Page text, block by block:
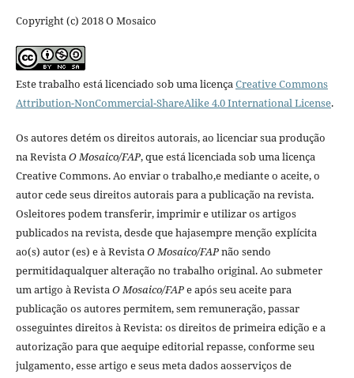
Copyright (c) 2018 O Mosaico
Este trabalho está licenciado sob uma licençaCreative Commons
Attribution-NonCommercial-ShareAlike 4.0 International License.
Os autores detém os direitos autorais, ao licenciar sua produção
na RevistaO Mosaico/FAP, que está licenciada sob uma licença
Creative Commons. Ao enviar o trabalho,e mediante o aceite, o
autor cede seus direitos autorais para a publicação na revista.
Osleitores podem transferir, imprimir e utilizar os artigos
publicados na revista, desde que hajasempre menção explí­cita
ao(s) autor (es) e à RevistaO Mosaico/FAPnão sendo
permitidaqualquer alteração no trabalho original. Ao submeter
um artigo à RevistaO Mosaico/FAPe após seu aceite para
publicação os autores permitem, sem remuneração, passar
osseguintes direitos à Revista: os direitos de primeira edição e a
autorização para que aequipe editorial repasse, conforme seu
julgamento, esse artigo e seus meta dados aosserviços de